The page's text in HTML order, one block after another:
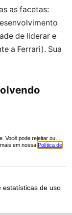
as facetas:
de liderar e
a Ferrari). Sua
, que garantiu o
custou o vice-
da FIA. O
em